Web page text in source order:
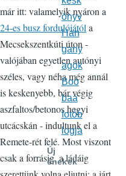
már itt: valamelyik nyáron a
24-es busz fordulójától a
Mecsekszentkúti úton -
valójában egyetlen autónyi
széles, vagy néha még annál
is keskenyebb, bár végig
aszfaltos/betonos hegyi
utcácskán - indultunk el a
Remete-rét felé. Most viszont
csak a forrásig, a ládáig
önyv
Han
gany
agok
Boo
baa
fotób
logja
Új
énekek